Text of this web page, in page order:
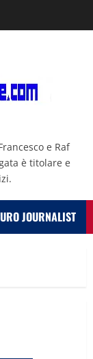
e Raf
è titolare e
JOURNALIST